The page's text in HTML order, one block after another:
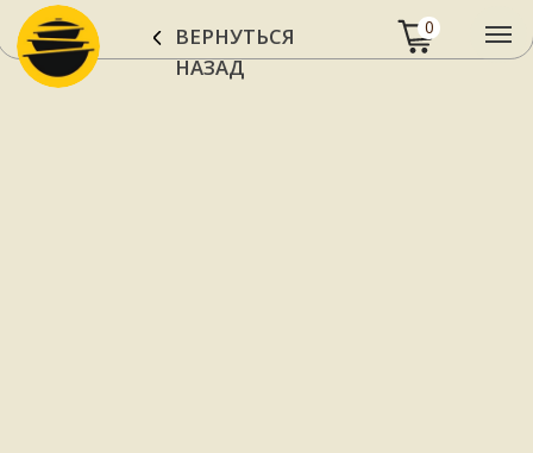
ВЕРНУТЬСЯ
НАЗАД